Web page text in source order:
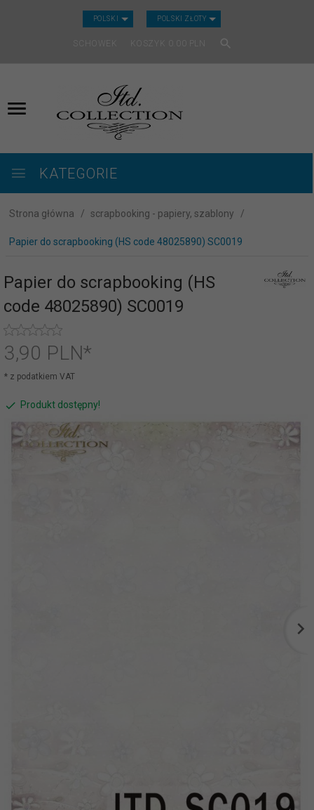
POLSKI CURRENCY_H
POLSKI ZŁOTY
SCHOWEK KOSZYK
KATEGORIE
Strona główna scrapbooking - papiery, szablony
Papier do scrapbooking (HS code 48025890) SC0019
Papier do scrapbooking (HS
code 48025890) SC0019
3,90 PLN*
* z podatkiem VAT
Produkt dostępny!